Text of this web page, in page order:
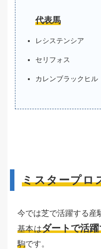
代表馬
レシステンシア
セリフォス
カレンブラックヒル
ミスタープロ
今では芝で活躍する産
基本はダートで活
駒です。